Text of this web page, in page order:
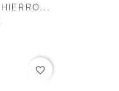
favorite_border